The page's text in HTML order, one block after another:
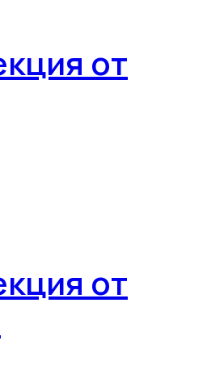
от
от